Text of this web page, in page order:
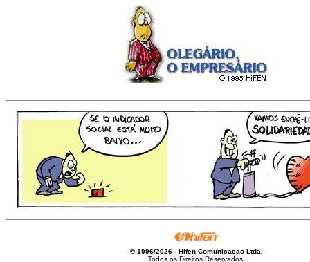
© 1996/2026 - Hifen Comunicacao Ltda.
Todos os Direitos Reservados.